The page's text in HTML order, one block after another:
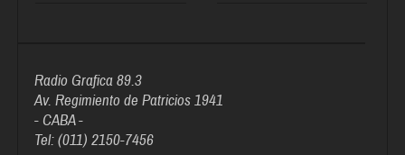
Radio Grafica 89.3
Av. Regimiento de Patricios 1941
- CABA -
Tel: (011) 2150-7456